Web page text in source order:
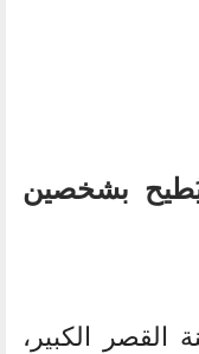
يُطيح بشخصين
القصر الكبير،